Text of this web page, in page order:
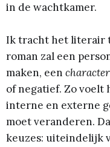
in de wachtkamer.
Ik tracht het literair
roman zal een
maken, een
of negatief. Zo voelt
interne en externe
moet veranderen.
keuzes: uiteindelijk